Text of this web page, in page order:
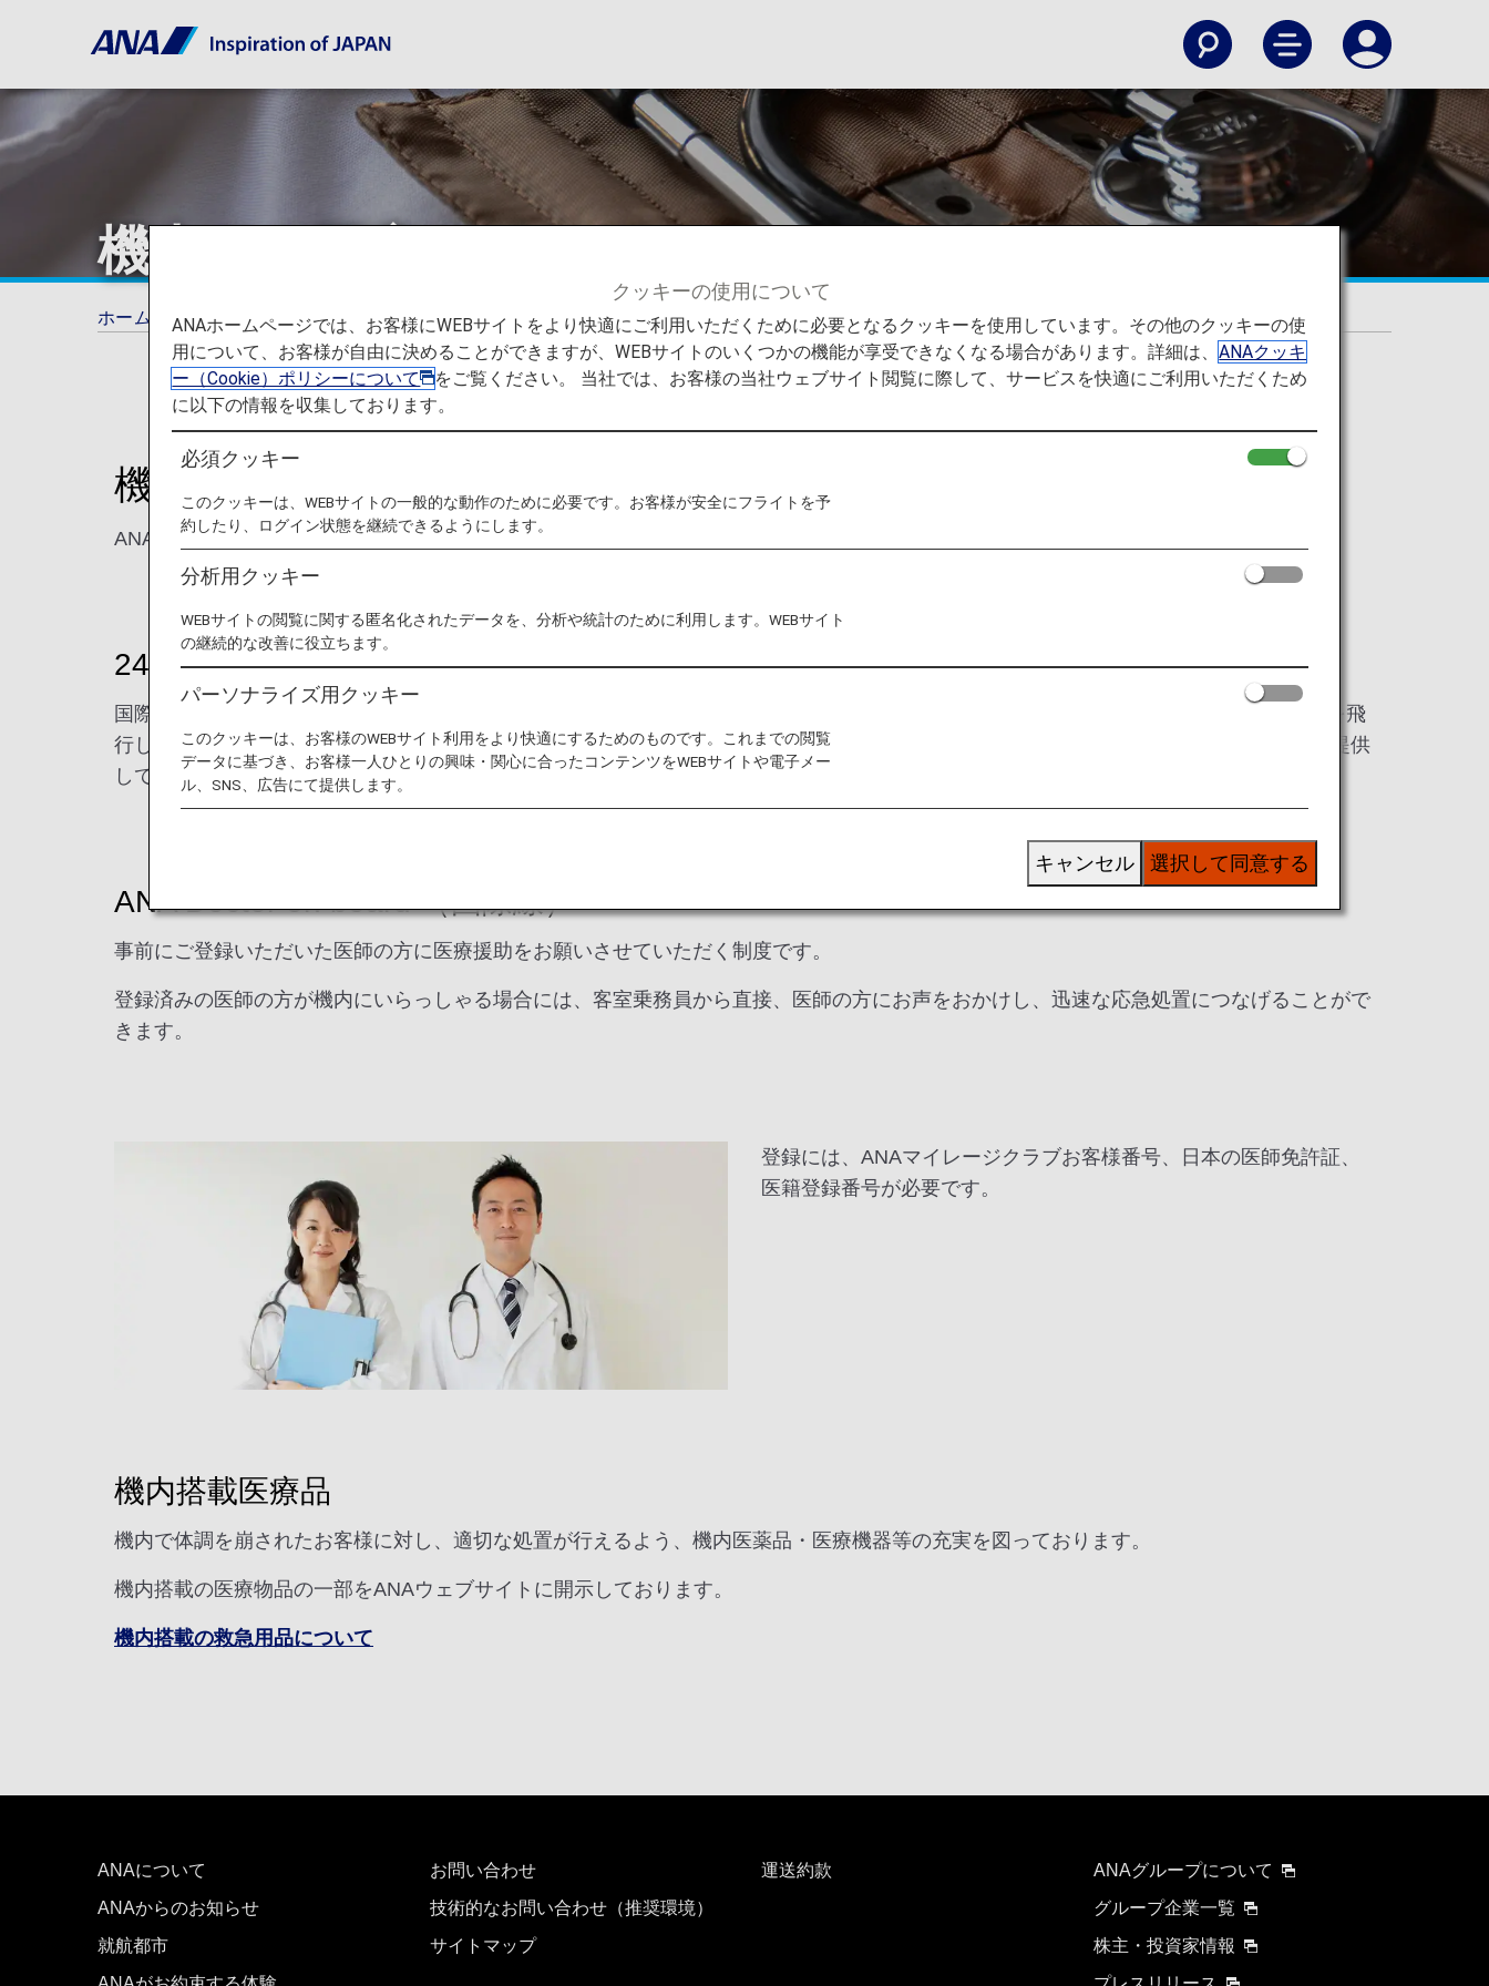
機内での医療サポートについて
ホーム ご旅行の準備 お手伝いが必要なお客様へのご案内 ANAの取り組みについて 機内での医療サポートについて
機内での医療サポートについて
ANAでは、お客様が安心して航空機をご利用いただけるよう、機内で急にご体調が悪くなった場合のサポート体制を整えております。
24時間医療体制 「MedLink」 （国際線）
国際線の機内で急病人が発生した場合、機内より無線などを通じて、客室乗務員や医師、医療関係者の方が、24時間365日、世界中どこを飛
行していても急病人の症状に合わせた医療アドバイスを受けることができる体制を整えています。（航空会社に対して医療アドバイスを提供
しているMedAire社と契約）
ANA Doctor on board （国際線）
事前にご登録いただいた医師の方に医療援助をお願いさせていただく制度です。
登録済みの医師の方が機内にいらっしゃる場合には、客室乗務員から直接、医師の方にお声をおかけし、迅速な応急処置につなげることがで
きます。
登録には、ANAマイレージクラブお客様番号、日本の医師免許証、
医籍登録番号が必要です。
機内搭載医療品
機内で体調を崩されたお客様に対し、適切な処置が行えるよう、機内医薬品・医療機器等の充実を図っております。
機内搭載の医療物品の一部をANAウェブサイトに開示しております。
機内搭載の救急用品について
ANAについて
ANAからのお知らせ
就航都市
お問い合わせ
技術的なお問い合わせ（推奨環境）
サイトマップ
運送約款
ANAグループについて
グループ企業一覧
株主・投資家情報
クッキーの使用について
ANAホームページでは、お客様にWEBサイトをより快適にご利用いただくために必要となるクッキーを使用しています。その他のクッキーの使
用について、お客様が自由に決めることができますが、WEBサイトのいくつかの機能が享受できなくなる場合があります。詳細は、ANAクッキ
ー（Cookie）ポリシーについて
をご覧ください。 当社では、お客様の当社ウェブサイト閲覧に際して、サービスを快適にご利用いただくため
に以下の情報を収集しております。
必須クッキー
このクッキーは、WEBサイトの一般的な動作のために必要です。お客様が安全にフライトを予
約したり、ログイン状態を継続できるようにします。
分析用クッキー
WEBサイトの閲覧に関する匿名化されたデータを、分析や統計のために利用します。WEBサイト
の継続的な改善に役立ちます。
パーソナライズ用クッキー
このクッキーは、お客様のWEBサイト利用をより快適にするためのものです。これまでの閲覧
データに基づき、お客様一人ひとりの興味・関心に合ったコンテンツをWEBサイトや電子メー
ル、SNS、広告にて提供します。
選択して同意する
キャンセル